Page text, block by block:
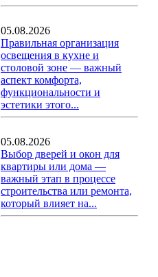
05.08.2026
Правильная организация
освещения в кухне и
столовой зоне — важный
аспект комфорта,
функциональности и
эстетики этого...
05.08.2026
Выбор дверей и окон для
квартиры или дома —
важный этап в процессе
строительства или ремонта,
который влияет на...